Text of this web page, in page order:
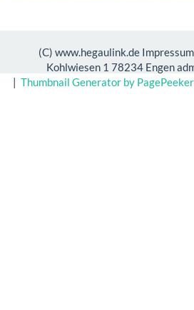
(C) www.hegaulink.de
Kohlwiesen 1 78234 Engen
| Thumbnail Generator by PagePeeker